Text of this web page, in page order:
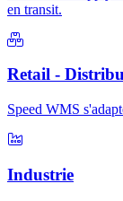
en transit.
Retail -
Speed WMS
Industrie